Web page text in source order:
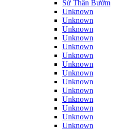
Sứ Thần Bướm
Unknown
Unknown
Unknown
Unknown
Unknown
Unknown
Unknown
Unknown
Unknown
Unknown
Unknown
Unknown
Unknown
Unknown